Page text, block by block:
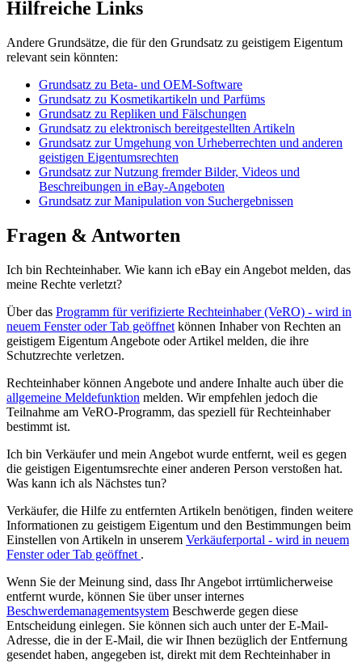
Hilfreiche Links
Andere Grundsätze, die für den Grundsatz zu geistigem Eigentum
relevant sein könnten:
Grundsatz zu Beta- und OEM-Software
Grundsatz zu Kosmetikartikeln und Parfüms
Grundsatz zu Repliken und Fälschungen
Grundsatz zu elektronisch bereitgestellten Artikeln
Grundsatz zur Umgehung von Urheberrechten und anderen
geistigen Eigentumsrechten
Grundsatz zur Nutzung fremder Bilder, Videos und
Beschreibungen in eBay-Angeboten
Grundsatz zur Manipulation von Suchergebnissen
Fragen & Antworten
Ich bin Rechteinhaber. Wie kann ich eBay ein Angebot melden, das
meine Rechte verletzt?
Über das Programm für verifizierte Rechteinhaber (VeRO) - wird in
neuem Fenster oder Tab geöffnet können Inhaber von Rechten an
geistigem Eigentum Angebote oder Artikel melden, die ihre
Schutzrechte verletzen.
Rechteinhaber können Angebote und andere Inhalte auch über die
allgemeine Meldefunktion melden. Wir empfehlen jedoch die
Teilnahme am VeRO-Programm, das speziell für Rechteinhaber
bestimmt ist.
Ich bin Verkäufer und mein Angebot wurde entfernt, weil es gegen
die geistigen Eigentumsrechte einer anderen Person verstoßen hat.
Was kann ich als Nächstes tun?
Verkäufer, die Hilfe zu entfernten Artikeln benötigen, finden weitere
Informationen zu geistigem Eigentum und den Bestimmungen beim
Einstellen von Artikeln in unserem Verkäuferportal - wird in neuem
Fenster oder Tab geöffnet .
Wenn Sie der Meinung sind, dass Ihr Angebot irrtümlicherweise
entfernt wurde, können Sie über unser internes
Beschwerdemanagementsystem Beschwerde gegen diese
Entscheidung einlegen. Sie können sich auch unter der E-Mail-
Adresse, die in der E-Mail, die wir Ihnen bezüglich der Entfernung
gesendet haben, angegeben ist, direkt mit dem Rechteinhaber in